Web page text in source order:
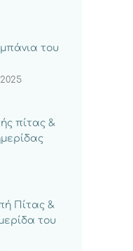
του
πίτας &
Πίτας &
του